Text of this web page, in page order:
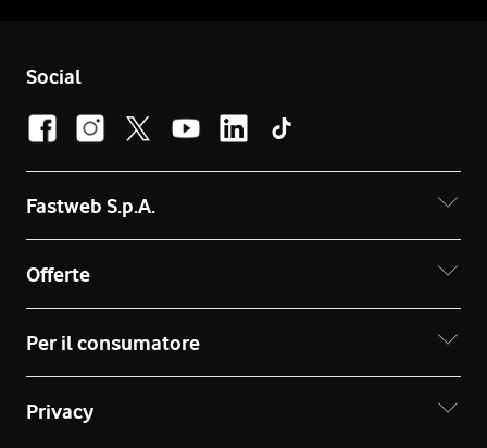
Social
Fastweb S.p.A.
Offerte
Per il consumatore
Privacy